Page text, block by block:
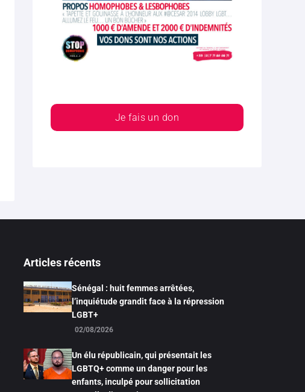
Je fais un don
Articles récents
Sénégal : huit femmes arrêtées,
l’inquiétude grandit face à la répression
LGBT+
02/08/2026
Un élu républicain, qui présentait les
LGBTQ+ comme un danger pour les
enfants, inculpé pour sollicitation